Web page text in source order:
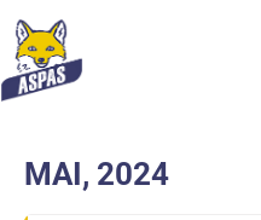
MAI, 2024